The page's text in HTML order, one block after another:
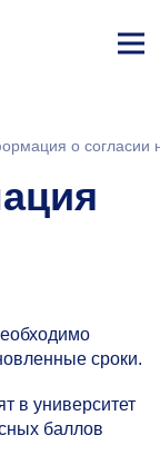
ине
о согласии
сроки.
в университет
баллов